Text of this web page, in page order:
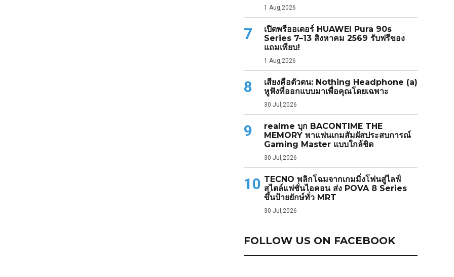
1 Aug,2026
7
เปิดพรีออเดอร์ HUAWEI Pura 90s
Series 7–13 สิงหาคม 2569 รับฟรีของ
แถมเพียบ!
1 Aug,2026
8
เสียงคือตัวตน: Nothing Headphone (a)
หูฟังที่ออกแบบมาเพื่อคุณโดยเฉพาะ
30 Jul,2026
9
realme บุก BACONTIME THE
MEMORY พาแฟนเกมสัมผัสประสบการณ์
Gaming Master แบบใกล้ชิด
30 Jul,2026
10 TECNO พลิกโฉมจากเกมมิ่งโฟนสู่ไลฟ์
สไตล์แฟชั่นไอคอน ส่ง POVA 8 Series
ขึ้นป้ายยักษ์ทั่ว MRT
30 Jul,2026
FOLLOW US ON FACEBOOK